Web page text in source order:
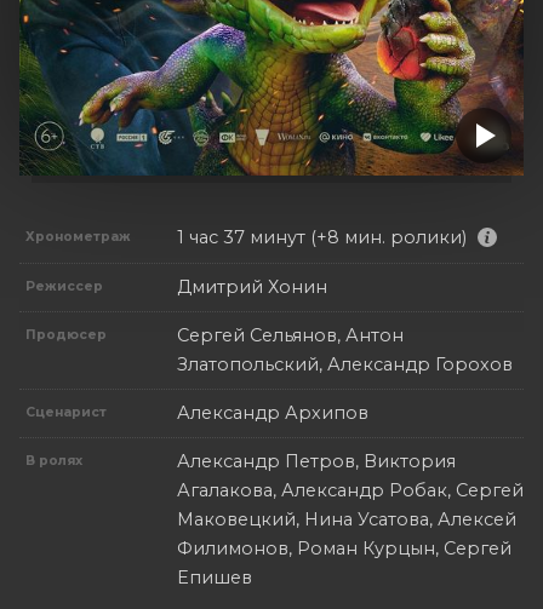
Хронометраж 1 час 37 минут (+8 мин. ролики)
Режиссер Дмитрий Хонин
Продюсер
Сергей Сельянов, Антон
Златопольский, Александр Горохов
Сценарист Александр Архипов
В ролях
Александр Петров, Виктория
Агалакова, Александр Робак, Сергей
Маковецкий, Нина Усатова, Алексей
Филимонов, Роман Курцын, Сергей
Епишев